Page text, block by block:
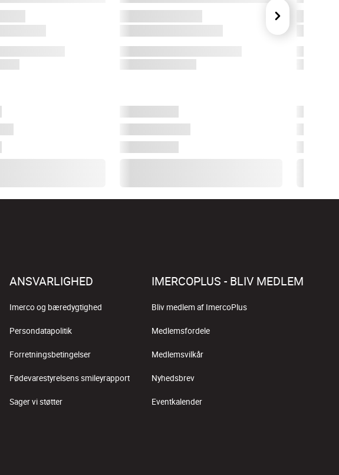
ANSVARLIGHED
Imerco og bæredygtighed
Persondatapolitik
Forretningsbetingelser
Fødevarestyrelsens smileyrapport
Sager vi støtter
IMERCOPLUS - BLIV MEDLEM
Bliv medlem af ImercoPlus
Medlemsfordele
Medlemsvilkår
Nyhedsbrev
Eventkalender